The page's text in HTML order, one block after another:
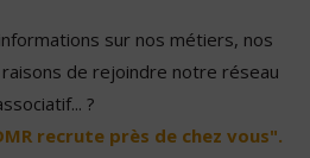
sur nos métiers, nos
de rejoindre notre réseau
?
recrute près de chez vous".